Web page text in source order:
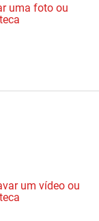
uma foto ou
um vídeo ou